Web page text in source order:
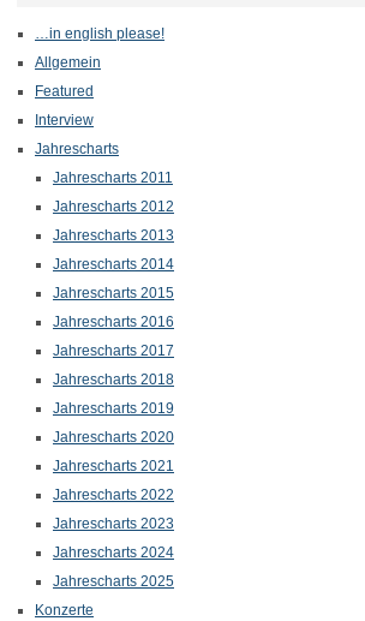
…in english please!
Allgemein
Featured
Interview
Jahrescharts
Jahrescharts 2011
Jahrescharts 2012
Jahrescharts 2013
Jahrescharts 2014
Jahrescharts 2015
Jahrescharts 2016
Jahrescharts 2017
Jahrescharts 2018
Jahrescharts 2019
Jahrescharts 2020
Jahrescharts 2021
Jahrescharts 2022
Jahrescharts 2023
Jahrescharts 2024
Jahrescharts 2025
Konzerte